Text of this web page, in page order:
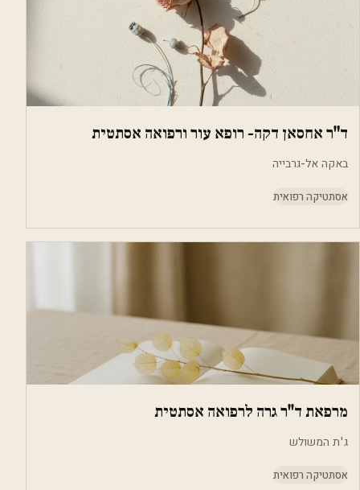
ד"ר אחסאן דקה- רופא עור ורפואה אסתטית
באקה אל-גרבייה
אסתטיקה רפואית
מרפאת ד''ר גרה לרפואה אסתטית
ג'ת המשולש
אסתטיקה רפואית